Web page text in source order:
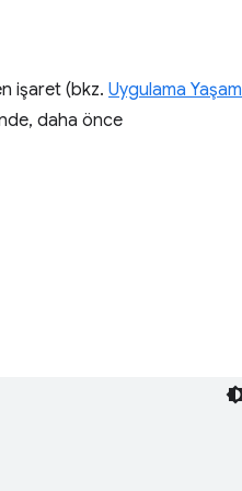
işaret (bkz. Uygulama Yaşam
daha önce